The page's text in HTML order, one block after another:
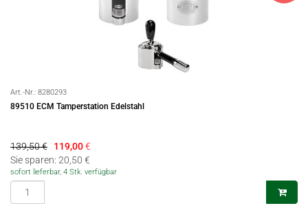
Art.-Nr.: 8280293
89510 ECM Tamperstation Edelstahl
139,50 € 119,00€
Sie sparen: 20,50 €
sofort lieferbar, 4 Stk. verfügbar